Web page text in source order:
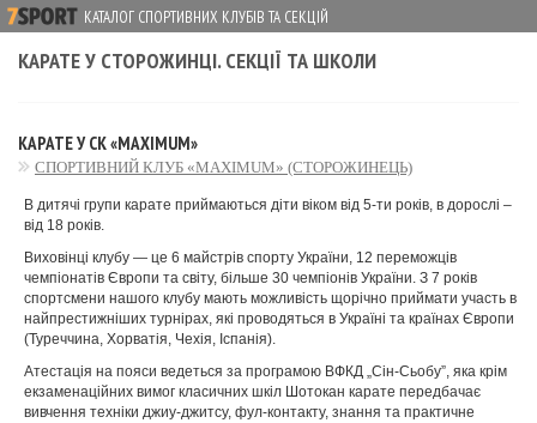
КАТАЛОГ СПОРТИВНИХ КЛУБІВ ТА СЕКЦІЙ
КАРАТЕ У СТОРОЖИНЦІ. СЕКЦІЇ ТА ШКОЛИ
КАРАТЕ У СК «MAXIMUM»
СПОРТИВНИЙ КЛУБ «MAXIMUM» (СТОРОЖИНЕЦЬ)
В дитячі групи карате приймаються діти віком від 5-ти років, в дорослі –
від 18 років.
Виховінці клубу — це 6 майстрів спорту України, 12 переможців
чемпіонатів Європи та світу, більше 30 чемпіонів України. З 7 років
спортсмени нашого клубу мають можливість щорічно приймати участь в
найпрестижніших турнірах, які проводяться в Україні та країнах Європи
(Туреччина, Хорватія, Чехія, Іспанія).
Атестація на пояси ведеться за програмою ВФКД „Сін-Сьобу”, яка крім
екзаменаційних вимог класичних шкіл Шотокан карате передбачає
вивчення техніки джиу-джитсу, фул-контакту, знання та практичне